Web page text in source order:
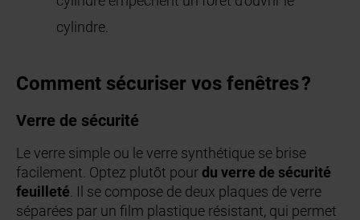
cylindre.
Comment sécuriser vos fenêtres ?
Verre de sécurité
Le verre simple ou le verre synthétique se brise
facilement. Optez plutôt pourdu verre de sécurité
feuilleté . Il se compose de deux plaques de verre
séparées par un film plastique résistant, qui permet